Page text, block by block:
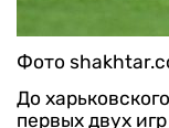
Фото
До
первых двух